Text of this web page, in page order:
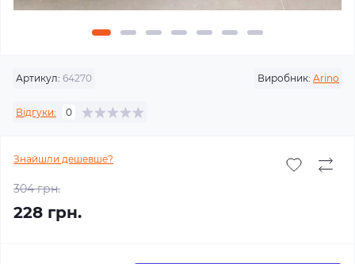
Артикул: 64270 Виробник: Arino
Відгуки: 0
Знайшли дешевше?
304 грн.
228 грн.